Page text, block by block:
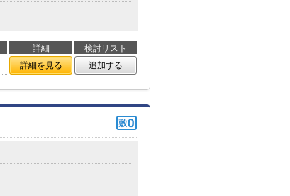
詳細
検討リスト
詳細を見る 追加する